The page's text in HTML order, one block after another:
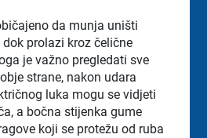
da munja uništi
prolazi kroz čelične
je važno pregledati sve
strane, nakon udara
luka mogu se vidjeti
a bočna stijenka gume
koji se protežu od ruba